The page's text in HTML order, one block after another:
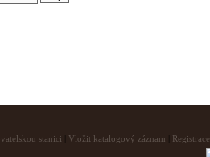
stanici Vložit katalogový záznam Registrace